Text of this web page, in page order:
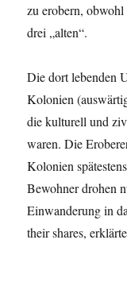
zu erobern,
drei „alten“.
Die dort lebenden
Kolonien
die kulturell und
waren. Die
Kolonien
Bewohner drohen
Einwanderung in
their shares,